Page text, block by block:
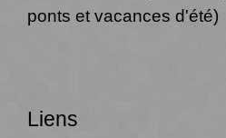
ponts et vacances d'été)
Liens